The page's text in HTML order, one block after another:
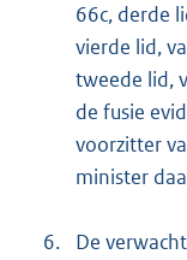
66c, derde
vierde lid,
tweede lid,
de fusie
voorzitter
minister
6.
De